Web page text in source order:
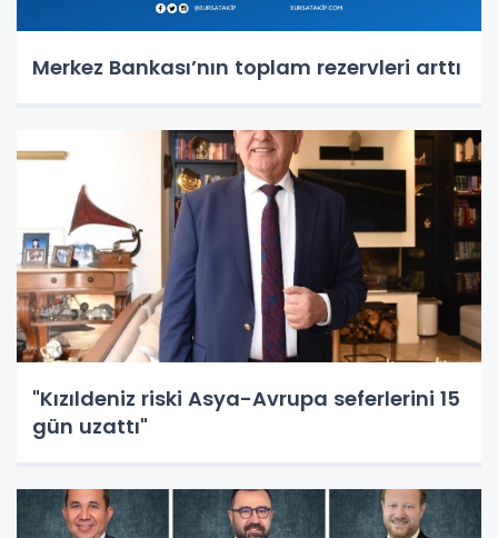
Merkez Bankası’nın toplam rezervleri arttı
"Kızıldeniz riski Asya-Avrupa seferlerini 15
gün uzattı"